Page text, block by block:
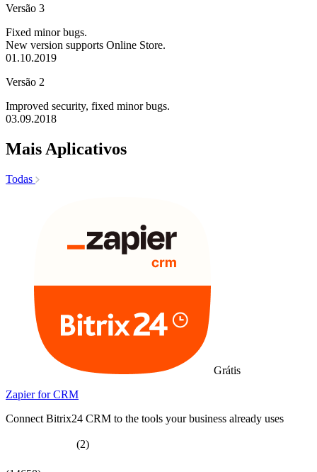
Versão 3
Fixed minor bugs.
New version supports Online Store.
01.10.2019
Versão 2
Improved security, fixed minor bugs.
03.09.2018
Mais Aplicativos
Todas
Grátis
Zapier for CRM
Connect Bitrix24 CRM to the tools your business already uses
(2)